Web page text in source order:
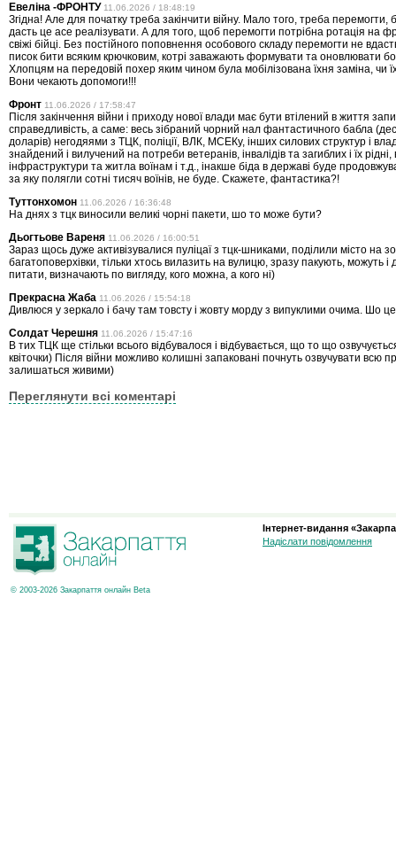
Евеліна -ФРОНТУ 11.06.2026 / 18:48:19
Згідна! Але для початку треба закінчити війну. Мало того, треба перемогти,
дасть це асе реалізувати. А для того, щоб перемогти потрібна ротація на
свіжі бійці. Без постійного поповнення особового складу перемогти не
писок бити всяким крючковим, котрі заважають формувати та оновлювати
Хлопцям на передовій похер яким чином була мобілізована їхня заміна, чи
Вони чекають допомоги!!!
Фронт 11.06.2026 / 17:58:47
Після закінчення війни і приходу нової влади має бути втілений в життя
справедливість, а саме: весь зібраний чорний нал фантастичного бабла
доларів) негодяями з ТЦК, поліції, ВЛК, МСЕКу, інших силових структур і
знайдений і вилучений на потреби ветеранів, інвалідів та загиблих і їх
інфраструктури та житла воїнам і т.д., інакше біда в державі буде
за яку полягли сотні тисяч воїнів, не буде. Скажете, фантастика?!
Туттонхомон 11.06.2026 / 16:36:48
На днях з тцк виносили великі чорні пакети, шо то може бути?
Дьогтьове Вареня 11.06.2026 / 16:00:51
Зараз щось дуже активізувалися пуліцаї з тцк-шниками, поділили місто на
багатоповерхівки, тільки хтось вилазить на вулицю, зразу пакують, можуть і
питати, визначають по вигляду, кого можна, а кого ні)
Прекрасна Жаба 11.06.2026 / 15:54:18
Дивлюся у зеркало і бачу там товсту і жовту морду з випуклими очима. Шо
Солдат Черешня 11.06.2026 / 15:47:16
В тих ТЦК ще стільки всього відбувалося і відбувається, що то що
квіточки) Після війни можливо колишні запаковані почнуть озвучувати всю
залишаться живими)
Переглянути всі коментарі
© 2003-2026 Закарпаття онлайн Beta
Інтернет-видання
Надіслати повідомлення